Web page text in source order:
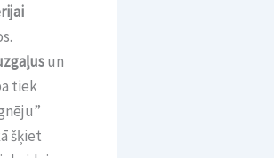
un
tiek
šķiet